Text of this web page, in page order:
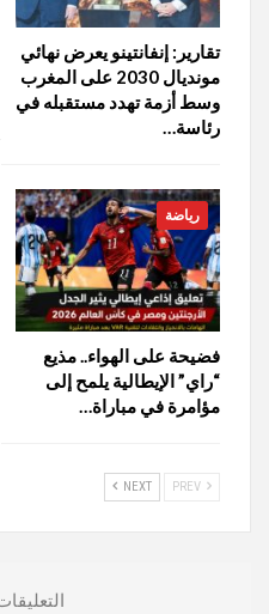
تقارير: إنفانتينو يعرض نهائي
مونديال 2030 على المغرب
وسط أزمة تهدد مستقبله في
رئاسة…
رياضة
فضيحة على الهواء.. مذيع
“راي” الإيطالية يلمح إلى
مؤامرة في مباراة…
NEXT